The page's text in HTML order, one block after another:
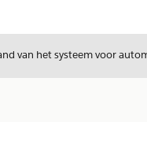
van het systeem voor